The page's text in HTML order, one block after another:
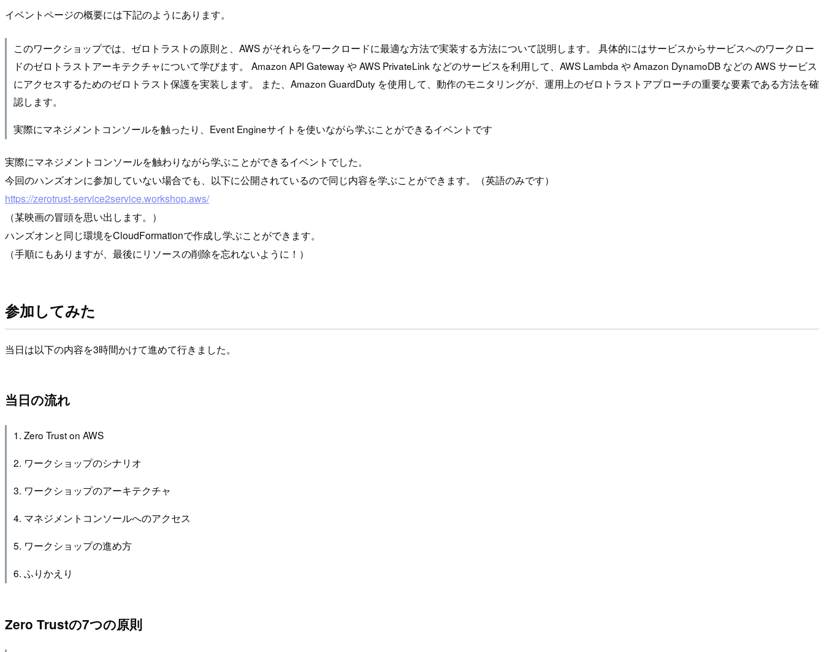
イベントページの概要には下記のようにあります。
このワークショップでは、ゼロトラストの原則と、AWS がそれらをワークロードに最適な方法で実装する方法について説明します。 具体的にはサービスからサービスへのワークロー
ドのゼロトラストアーキテクチャについて学びます。 Amazon API Gateway や AWS PrivateLink などのサービスを利用して、AWS Lambda や Amazon DynamoDB などの AWS サービス
にアクセスするためのゼロトラスト保護を実装します。 また、Amazon GuardDuty を使用して、動作のモニタリングが、運用上のゼロトラストアプローチの重要な要素である方法を確
認します。
実際にマネジメントコンソールを触ったり、Event Engineサイトを使いながら学ぶことができるイベントです
実際にマネジメントコンソールを触わりながら学ぶことができるイベントでした。
今回のハンズオンに参加していない場合でも、以下に公開されているので同じ内容を学ぶことができます。（英語のみです）
https://zerotrust-service2service.workshop.aws/
（某映画の冒頭を思い出します。）
ハンズオンと同じ環境をCloudFormationで作成し学ぶことができます。
（手順にもありますが、最後にリソースの削除を忘れないように！）
参加してみた
当日は以下の内容を3時間かけて進めて行きました。
当日の流れ
1. Zero Trust on AWS
2. ワークショップのシナリオ
3. ワークショップのアーキテクチャ
4. マネジメントコンソールへのアクセス
5. ワークショップの進め方
6. ふりかえり
Zero Trustの7つの原則